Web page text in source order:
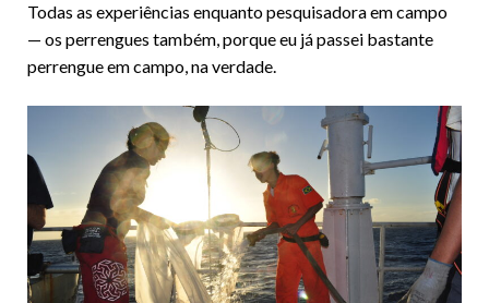
Todas as experiências enquanto pesquisadora em campo
— os perrengues também, porque eu já passei bastante
perrengue em campo, na verdade.